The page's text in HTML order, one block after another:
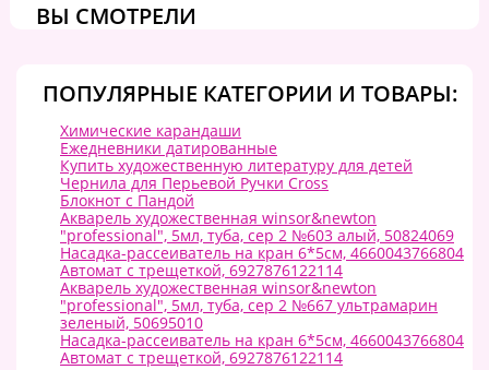
ВЫ СМОТРЕЛИ
ПОПУЛЯРНЫЕ КАТЕГОРИИ И ТОВАРЫ:
Химические карандаши
Ежедневники датированные
Купить художественную литературу для детей
Чернила для Перьевой Ручки Cross
Блокнот с Пандой
Акварель художественная winsor&newton
"professional", 5мл, туба, сер 2 №603 алый, 50824069
Насадка-рассеиватель на кран 6*5см, 4660043766804
Автомат с трещеткой, 6927876122114
Акварель художественная winsor&newton
"professional", 5мл, туба, сер 2 №667 ультрамарин
зеленый, 50695010
Насадка-рассеиватель на кран 6*5см, 4660043766804
Автомат с трещеткой, 6927876122114